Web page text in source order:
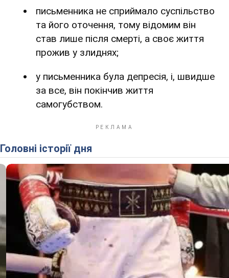
письменника не сприймало суспільство
та його оточення, тому відомим він
став лише після смерті, а своє життя
прожив у злиднях;
у письменника була депресія, і, швидше
за все, він покінчив життя
самогубством.
Головні історії дня